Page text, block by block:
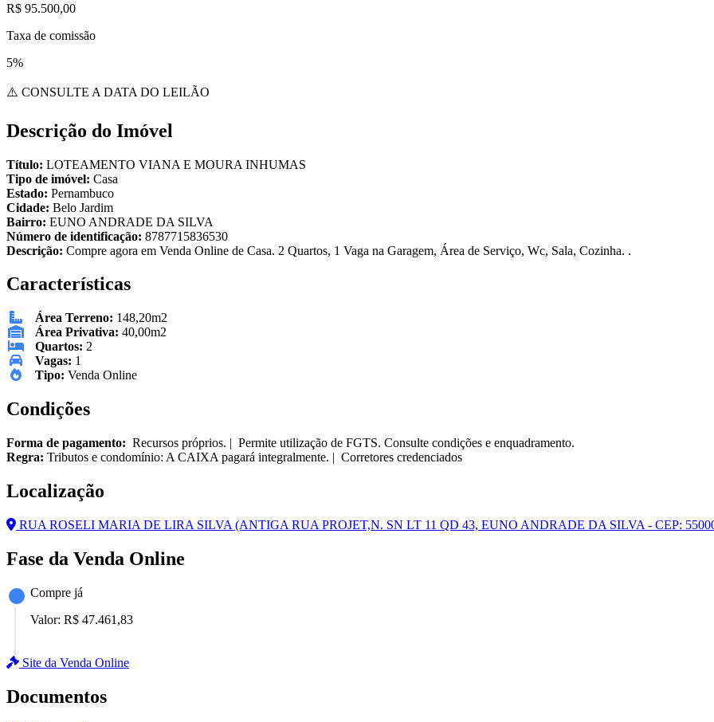
R$ 95.500,00
Taxa de comissão
5%
⚠️ CONSULTE A DATA DO LEILÃO
Descrição do Imóvel
Título: LOTEAMENTO VIANA E MOURA INHUMAS
Tipo de imóvel: Casa
Estado: Pernambuco
Cidade: Belo Jardim
Bairro: EUNO ANDRADE DA SILVA
Número de identificação: 8787715836530
Descrição: Compre agora em Venda Online de Casa. 2 Quartos, 1 Vaga na Garagem, Área de Serviço, Wc, Sala, Cozinha. .
Características
Área Terreno: 148,20m2
Área Privativa: 40,00m2
Quartos: 2
Vagas: 1
Tipo: Venda Online
Condições
Forma de pagamento: Recursos próprios. | Permite utilização de FGTS. Consulte condições e enquadramento.
Regra: Tributos e condomínio: A CAIXA pagará integralmente. | Corretores credenciados
Localização
RUA ROSELI MARIA DE LIRA SILVA (ANTIGA RUA PROJET,N. SN LT 11 QD 43, EUNO ANDRADE DA SILVA - CEP:
Fase da Venda Online
Compre já
Valor: R$ 47.461,83
Site da Venda Online
Documentos